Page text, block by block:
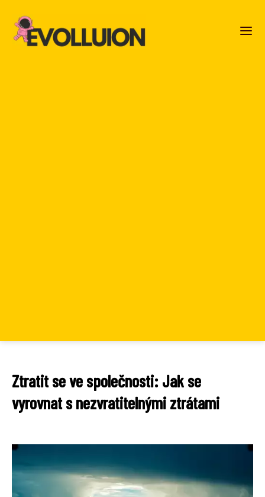
Ztratit se ve společnosti: Jak se
vyrovnat s nezvratitelnými ztrátami